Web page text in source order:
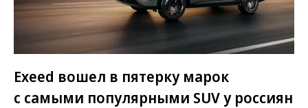
Exeed вошел в пятерку марок
с самыми популярными SUV у россиян